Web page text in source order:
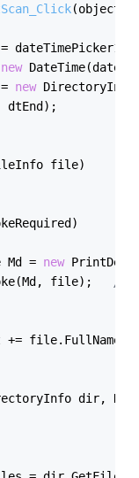
(object
new
new
dtEnd);
file)
Md =
new
file);
//
file.FullName;
dir,